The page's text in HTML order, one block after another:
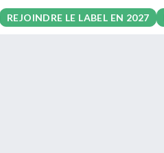
REJOINDRE LE LABEL EN 2027